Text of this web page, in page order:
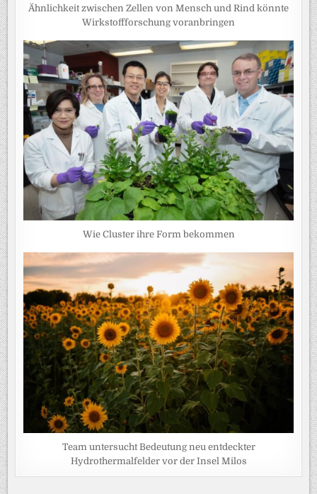
Ähnlichkeit zwischen Zellen von Mensch und Rind könnte
Wirkstoffforschung voranbringen
Wie Cluster ihre Form bekommen
Team untersucht Bedeutung neu entdeckter
Hydrothermalfelder vor der Insel Milos